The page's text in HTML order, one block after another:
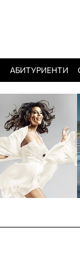
АБИТУРИЕНТИ